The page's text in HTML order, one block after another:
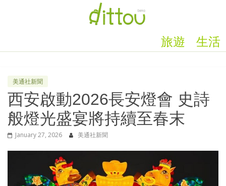
生活
旅遊
美通社新聞
西安啟動2026長安燈會 史詩
般燈光盛宴將持續至春末
January 27, 2026 美通社新聞